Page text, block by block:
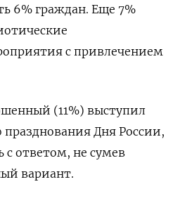
6% граждан. Еще 7%
с привлечением
(11%) выступил
Дня России,
с ответом, не сумев
вариант.